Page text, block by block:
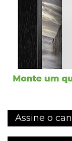
Assine o